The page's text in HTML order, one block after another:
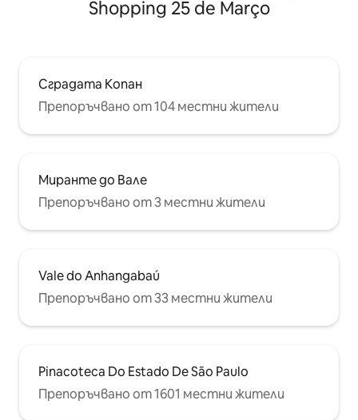
Shopping 25 de Março
Сградата Копан
Препоръчвано от 104 местни жители
Миранте до Вале
Препоръчвано от 3 местни жители
Vale do Anhangabaú
Препоръчвано от 33 местни жители
Pinacoteca Do Estado De São Paulo
Препоръчвано от 1601 местни жители